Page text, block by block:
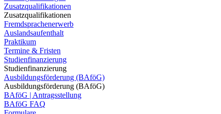
Zusatzqualifikationen
Zusatzqualifikationen
Fremdsprachenerwerb
Auslandsaufenthalt
Praktikum
Termine & Fristen
Studienfinanzierung
Studienfinanzierung
Ausbildungsförderung (BAföG)
Ausbildungsförderung (BAföG)
BAföG | Antragsstellung
BAföG FAQ